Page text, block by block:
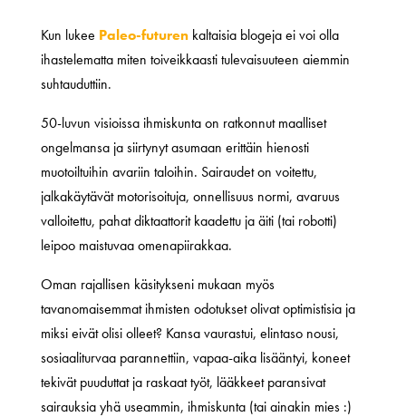
Kun lukee Paleo-futurenkaltaisia blogeja ei voi olla
ihastelematta miten toiveikkaasti tulevaisuuteen aiemmin
suhtauduttiin.
50-luvun visioissa ihmiskunta on ratkonnut maalliset
ongelmansa ja siirtynyt asumaan erittäin hienosti
muotoiltuihin avariin taloihin. Sairaudet on voitettu,
jalkakäytävät motorisoituja, onnellisuus normi, avaruus
valloitettu, pahat diktaattorit kaadettu ja äiti (tai robotti)
leipoo maistuvaa omenapiirakkaa.
Oman rajallisen käsitykseni mukaan myös
tavanomaisemmat ihmisten odotukset olivat optimistisia ja
miksi eivät olisi olleet? Kansa vaurastui, elintaso nousi,
sosiaaliturvaa parannettiin, vapaa-aika lisääntyi, koneet
tekivät puuduttat ja raskaat työt, lääkkeet paransivat
sairauksia yhä useammin, ihmiskunta (tai ainakin mies :)